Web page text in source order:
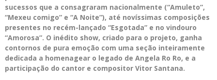
sucessos que a consagraram nacionalmente (“Amuleto”,
“Mexeu comigo” e “A Noite”), até novíssimas composições
presentes no recém-lançado “Esgotada” e no vindouro
“Amorosa”. O inédito show, criado para o projeto, ganha
contornos de pura emoção com uma seção inteiramente
dedicada a homenagear o legado de Angela Ro Ro, e a
participação do cantor e compositor Vitor Santana.